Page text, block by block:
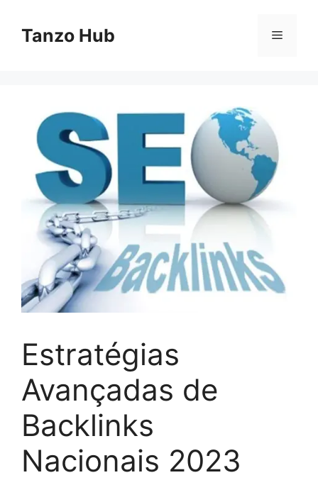
contentTanzo Hub Menu
Estratégias
Avançadas de
Backlinks
Nacionais 2023